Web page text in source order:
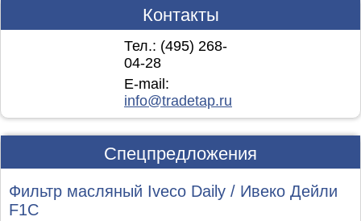
Контакты
Тел.: (495) 268-
04-28
E-mail:
info@tradetap.ru
Спецпредложения
Фильтр масляный Iveco Daily / Ивеко Дейли
F1C